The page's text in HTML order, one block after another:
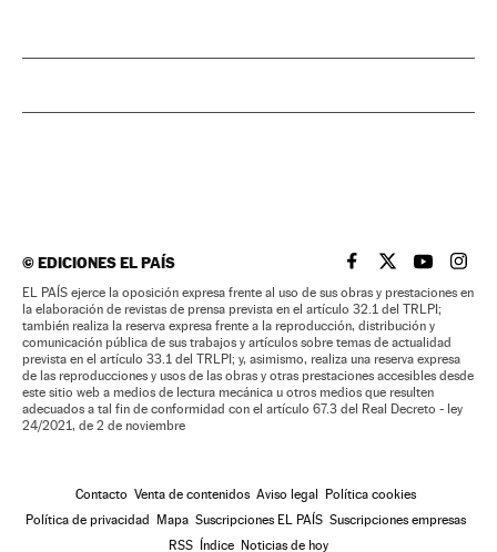
©EDICIONES EL PAÍS EL PAÍS BRASIL EN
EL PAÍSEL PAÍS
EL
EL PAÍS ejerce la oposición expresa frente al uso de sus obras y prestaciones en
la elaboración de revistas de prensa prevista en el artículo 32.1 del TRLPI;
también realiza la reserva expresa frente a la reproducción, distribución y
comunicación pública de sus trabajos y artículos sobre temas de actualidad
prevista en el artículo 33.1 del TRLPI; y, asimismo, realiza una reserva expresa
de las reproducciones y usos de las obras y otras prestaciones accesibles desde
este sitio web a medios de lectura mecánica u otros medios que resulten
adecuados a tal fin de conformidad con el artículo 67.3 del Real Decreto - ley
24/2021, de 2 de noviembre
Contacto Venta de contenidos Aviso legal Política cookies
Política de privacidad Mapa Suscripciones EL PAÍS Suscripciones empresas
RSS Índice Noticias de hoy